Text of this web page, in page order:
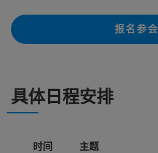
报名参会
具体日程安排
时间 主题